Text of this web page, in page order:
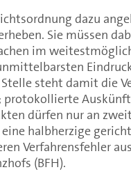
dazu
Sie müssen
im
steht damit die
protokollierte
dürfen nur an
halbherzige
Verfahrensfehler
(BFH).